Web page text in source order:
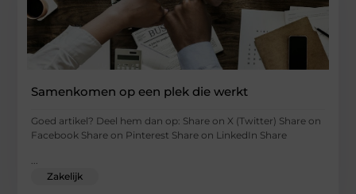
Samenkomen op een plek die werkt
Goed artikel? Deel hem dan op: Share on X (Twitter) Share on
Facebook Share on Pinterest Share on LinkedIn Share
...
Zakelijk